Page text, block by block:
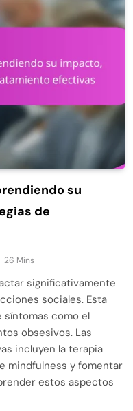
su
de
26 Mins
significativamente
sociales. Esta
síntomas como el
obsesivos. Las
incluyen la terapia
mindfulness y fomentar
estos aspectos